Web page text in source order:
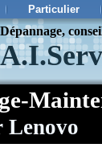
Particulier
Dépannage,
Lenovo